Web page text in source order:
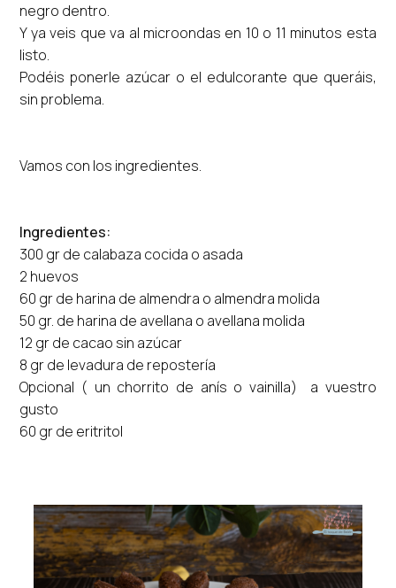
negro dentro.
Y ya veis que va al microondas en 10 o 11 minutos esta
listo.
Podéis ponerle azúcar o el edulcorante que queráis,
sin problema.
Vamos con los ingredientes.
Ingredientes:
300 gr de calabaza cocida o asada
2 huevos
60 gr de harina de almendra o almendra molida
50 gr. de harina de avellana o avellana molida
12 gr de cacao sin azúcar
8 gr de levadura de repostería
Opcional ( un chorrito de anís o vainilla) a vuestro
gusto
60 gr de eritritol